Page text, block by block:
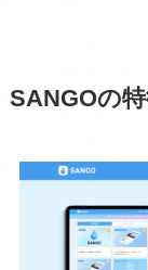
SANGOの